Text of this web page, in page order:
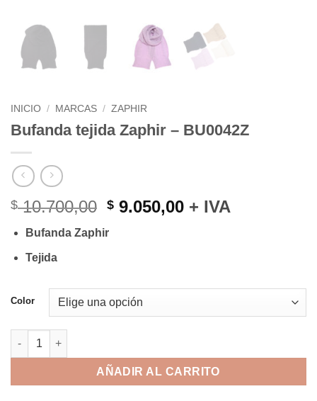
INICIO / MARCAS / ZAPHIR
Bufanda tejida Zaphir – BU0042Z
$10.700,00 El
original
$ 9.050,00El+ IVA
Bufanda Zaphir
Tejida
Color
Bufanda tejida Zaphir - BU0042Z cantidad
AÑADIR AL CARRITO